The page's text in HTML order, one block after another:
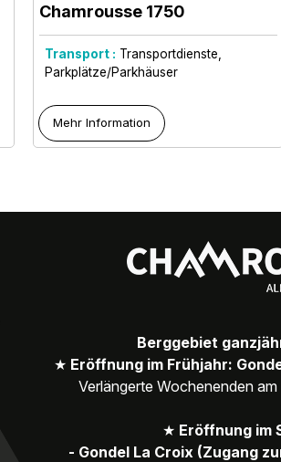
Chamrousse 1750
Transport : Transportdienste
Parkplätze/Parkhäuser
Mehr Information
Berggebiet
★ Eröffnung im Frühjahr:
Verlängerte Wochenenden
★ Eröffnung im
- Gondel La Croix (Zugang